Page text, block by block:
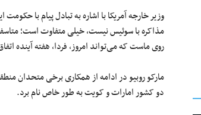
وزیر خارجه آمریکا با اشاره به تبادل پیام با
مذاکره با سوئیس نیست، خیلی متفاوت است؛
روی ماست که می‌تواند امروز، فردا، هفته آینده
مارکو روبیو در ادامه از همکاری برخی متحدان
دو کشور امارات و کویت به طور خاص نام برد.